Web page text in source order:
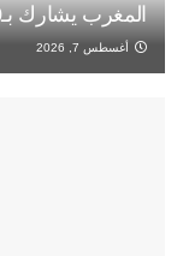
المغرب يشارك بـ120 رياضيا في دورة تارانتو 2026
أغسطس 7, 2026